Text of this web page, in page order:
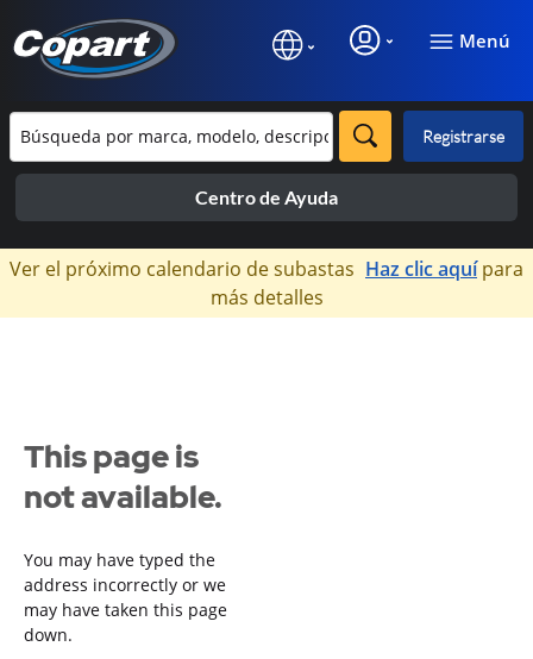
Menú
Registrarse
Centro de Ayuda
×
Ver el próximo calendario de subastas Haz clic aquípara
más detalles
This page is
not available.
You may have typed the
address incorrectly or we
may have taken this page
down.